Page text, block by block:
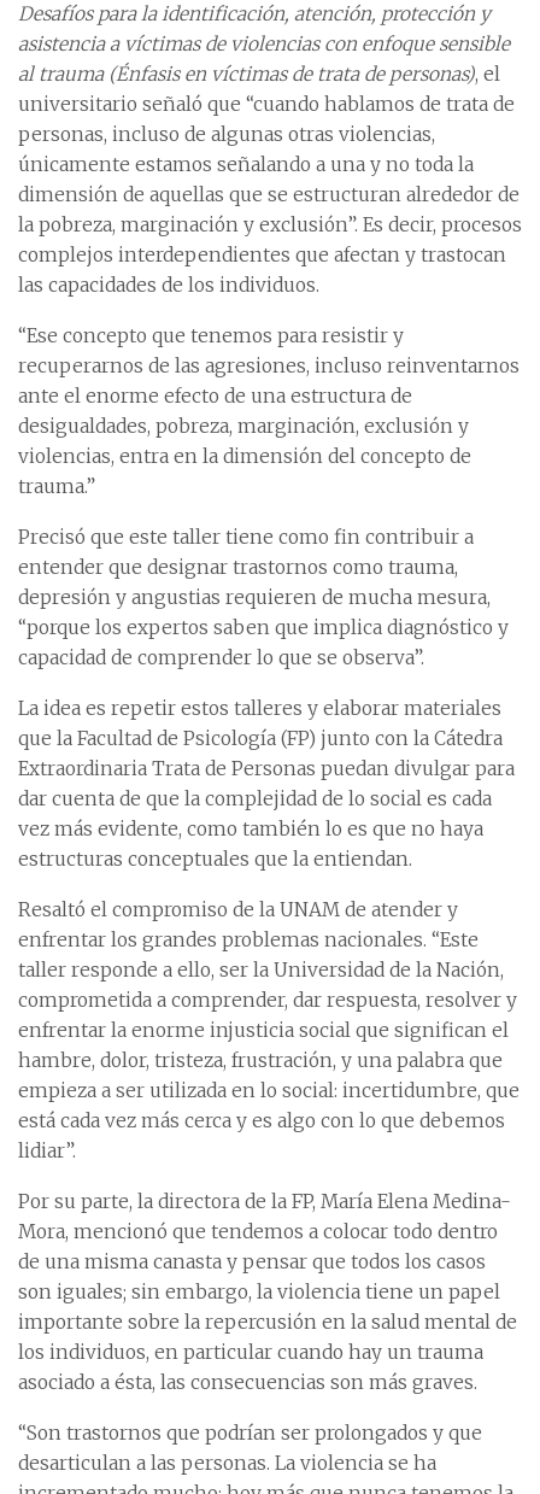
Desafíos para la identificación, atención, protección y
asistencia a víctimas de violencias con enfoque sensible
al trauma (Énfasis en víctimas de trata de personas), el
universitario señaló que “cuando hablamos de trata de
personas, incluso de algunas otras violencias,
únicamente estamos señalando a una y no toda la
dimensión de aquellas que se estructuran alrededor de
la pobreza, marginación y exclusión”. Es decir, procesos
complejos interdependientes que afectan y trastocan
las capacidades de los individuos.
“Ese concepto que tenemos para resistir y
recuperarnos de las agresiones, incluso reinventarnos
ante el enorme efecto de una estructura de
desigualdades, pobreza, marginación, exclusión y
violencias, entra en la dimensión del concepto de
trauma.”
Precisó que este taller tiene como fin contribuir a
entender que designar trastornos como trauma,
depresión y angustias requieren de mucha mesura,
“porque los expertos saben que implica diagnóstico y
capacidad de comprender lo que se observa”.
La idea es repetir estos talleres y elaborar materiales
que la Facultad de Psicología (FP) junto con la Cátedra
Extraordinaria Trata de Personas puedan divulgar para
dar cuenta de que la complejidad de lo social es cada
vez más evidente, como también lo es que no haya
estructuras conceptuales que la entiendan.
Resaltó el compromiso de la UNAM de atender y
enfrentar los grandes problemas nacionales. “Este
taller responde a ello, ser la Universidad de la Nación,
comprometida a comprender, dar respuesta, resolver y
enfrentar la enorme injusticia social que significan el
hambre, dolor, tristeza, frustración, y una palabra que
empieza a ser utilizada en lo social: incertidumbre, que
está cada vez más cerca y es algo con lo que debemos
lidiar”.
Por su parte, la directora de la FP, María Elena Medina-
Mora, mencionó que tendemos a colocar todo dentro
de una misma canasta y pensar que todos los casos
son iguales; sin embargo, la violencia tiene un papel
importante sobre la repercusión en la salud mental de
los individuos, en particular cuando hay un trauma
asociado a ésta, las consecuencias son más graves.
“Son trastornos que podrían ser prolongados y que
desarticulan a las personas. La violencia se ha